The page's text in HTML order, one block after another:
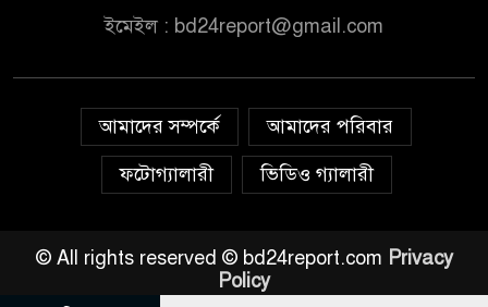
ইমেইল : bd24report@gmail.com
আমাদের সম্পর্কে
আমাদের পরিবার
ফটোগ্যালারী
ভিডিও গ্যালারী
© All rights reserved © bd24report.com Privacy
Policy